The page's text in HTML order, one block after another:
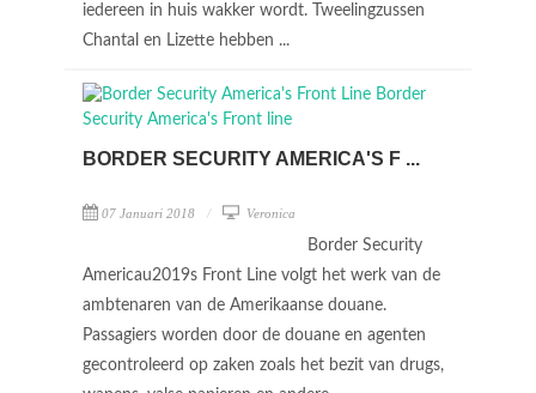
iedereen in huis wakker wordt. Tweelingzussen
Chantal en Lizette hebben ...
BORDER SECURITY AMERICA'S F ...
07 Januari 2018 Veronica
Border Security
Americau2019s Front Line volgt het werk van de
ambtenaren van de Amerikaanse douane.
Passagiers worden door de douane en agenten
gecontroleerd op zaken zoals het bezit van drugs,